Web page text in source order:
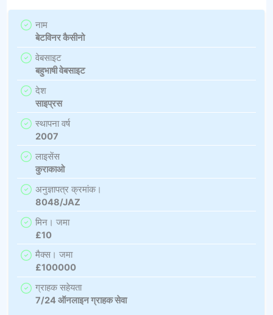
नाम
बेटविनर कैसीनो
वेबसाइट
बहुभाषी वेबसाइट
देश
साइप्रस
स्थापना वर्ष
2007
लाइसेंस
कुराकाओ
अनुज्ञापत्र क्रमांक।
8048/JAZ
मिन। जमा
£10
मैक्स। जमा
£100000
ग्राहक सहेयता
7/24 ऑनलाइन ग्राहक सेवा